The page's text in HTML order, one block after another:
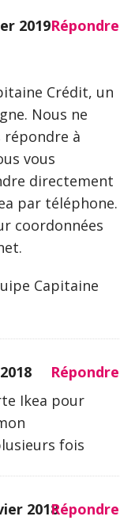
2019Répondre
Crédit, un
Nous ne
répondre à
vous
directement
par téléphone.
coordonnées
Capitaine
Répondre
Ikea pour
fois
2018Répondre